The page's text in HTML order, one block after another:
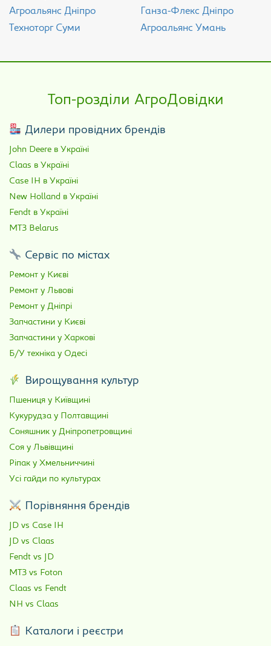
Агроальянс Дніпро
Техноторг Суми
Ганза-Флекс Дніпро
Агроальянс Умань
Топ-розділи АгроДовідки
Дилери провідних брендів
John Deere в Україні
Claas в Україні
Case IH в Україні
New Holland в Україні
Fendt в Україні
МТЗ Belarus
Сервіс по містах
Ремонт у Києві
Ремонт у Львові
Ремонт у Дніпрі
Запчастини у Києві
Запчастини у Харкові
Б/У техніка у Одесі
Вирощування культур
Пшениця у Київщині
Кукурудза у Полтавщині
Соняшник у Дніпропетровщині
Соя у Львівщині
Ріпак у Хмельниччині
Усі гайди по культурах
Порівняння брендів
JD vs Case IH
JD vs Claas
Fendt vs JD
МТЗ vs Foton
Claas vs Fendt
NH vs Claas
Каталоги і реєстри